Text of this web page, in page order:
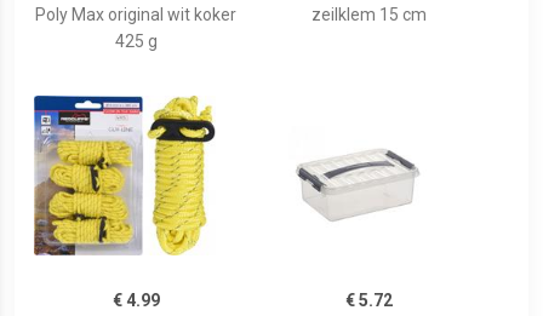
Poly Max original wit koker
425 g
zeilklem 15 cm
€ 4.99
€ 5.72